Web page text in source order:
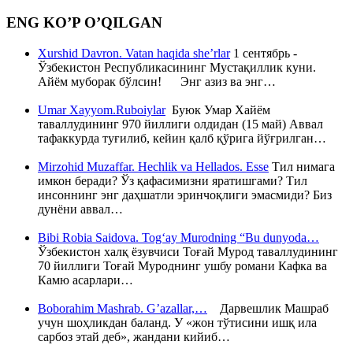
ENG KO’P O’QILGAN
Xurshid Davron. Vatan haqida she’rlar1 сентябрь -
Ўзбекистон Республикасининг Мустақиллик куни.
Айём муборак бўлсин! Энг азиз ва энг…
Umar Xayyom.RuboiylarБуюк Умар Хайём
таваллудининг 970 йиллиги олдидан (15 май) Аввал
тафаккурда туғилиб, кейин қалб қўрига йўғрилган…
Mirzohid Muzaffar. Hechlik va Hellados. Esse Тил нимага
имкон беради? Ўз қафасимизни яратишгами? Тил
инсоннинг энг даҳшатли эринчоқлиги эмасмиди? Биз
дунёни аввал…
Bibi Robia Saidova. Tog‘ay Murodning “Bu dunyoda…
Ўзбекистон халқ ёзувчиси Тоғай Мурод таваллудининг
70 йиллиги Тоғай Муроднинг ушбу романи Кафка ва
Камю асарлари…
Boborahim Mashrab. G’azallar,… Дарвешлик Машраб
учун шоҳликдан баланд. У «жон тўтисини ишқ ила
сарбоз этай деб», жандани кийиб…